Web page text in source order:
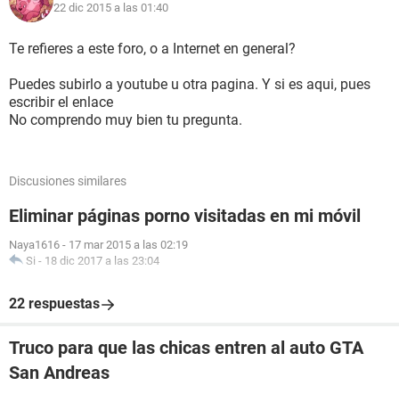
22 dic 2015 a las 01:40
Te refieres a este foro, o a Internet en general?
Puedes subirlo a youtube u otra pagina. Y si es aqui, pues
escribir el enlace
No comprendo muy bien tu pregunta.
Discusiones similares
Eliminar páginas porno visitadas en mi móvil
Naya1616 - 17 mar 2015 a las 02:19
Si - 18 dic 2017 a las 23:04
22 respuestas
Truco para que las chicas entren al auto GTA
San Andreas